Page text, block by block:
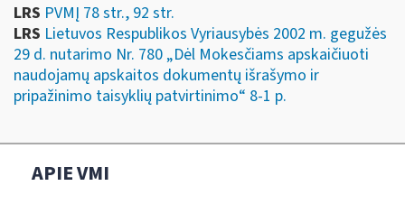
LRS PVMĮ 78 str., 92 str.
LRS Lietuvos Respublikos Vyriausybės 2002 m. gegužės
29 d. nutarimo Nr. 780 „Dėl Mokesčiams apskaičiuoti
naudojamų apskaitos dokumentų išrašymo ir
pripažinimo taisyklių patvirtinimo“ 8-1 p.
APIE VMI